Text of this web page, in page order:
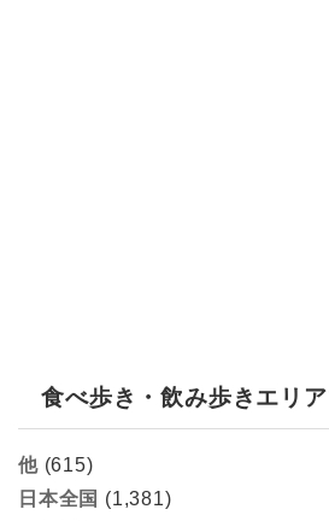
食べ歩き・飲み歩きエリ
他(615)
日本全国 (1,381)